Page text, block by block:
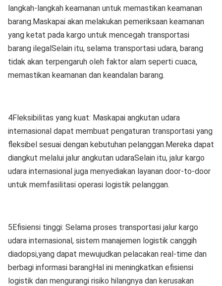
langkah-langkah keamanan untuk memastikan keamanan
barang.Maskapai akan melakukan pemeriksaan keamanan
yang ketat pada kargo untuk mencegah transportasi
barang ilegalSelain itu, selama transportasi udara, barang
tidak akan terpengaruh oleh faktor alam seperti cuaca,
memastikan keamanan dan keandalan barang.
4Fleksibilitas yang kuat: Maskapai angkutan udara
internasional dapat membuat pengaturan transportasi yang
fleksibel sesuai dengan kebutuhan pelanggan.Mereka dapat
diangkut melalui jalur angkutan udaraSelain itu, jalur kargo
udara internasional juga menyediakan layanan door-to-door
untuk memfasilitasi operasi logistik pelanggan.
5Efisiensi tinggi: Selama proses transportasi jalur kargo
udara internasional, sistem manajemen logistik canggih
diadopsi,yang dapat mewujudkan pelacakan real-time dan
berbagi informasi barangHal ini meningkatkan efisiensi
logistik dan mengurangi risiko hilangnya dan kerusakan